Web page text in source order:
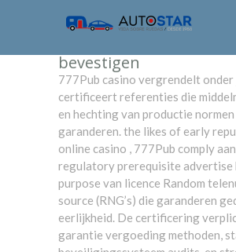
bevestigen
777Pub casino vergrendelt
certificeert referenties die
en hechting van productie normen
garanderen. the likes of early
online casino , 777Pub comply aan
regulatory prerequisite advertise
purpose van licence Random
source (RNG’s) die garanderen
eerlijkheid. De certificering
garantie vergoeding methoden,